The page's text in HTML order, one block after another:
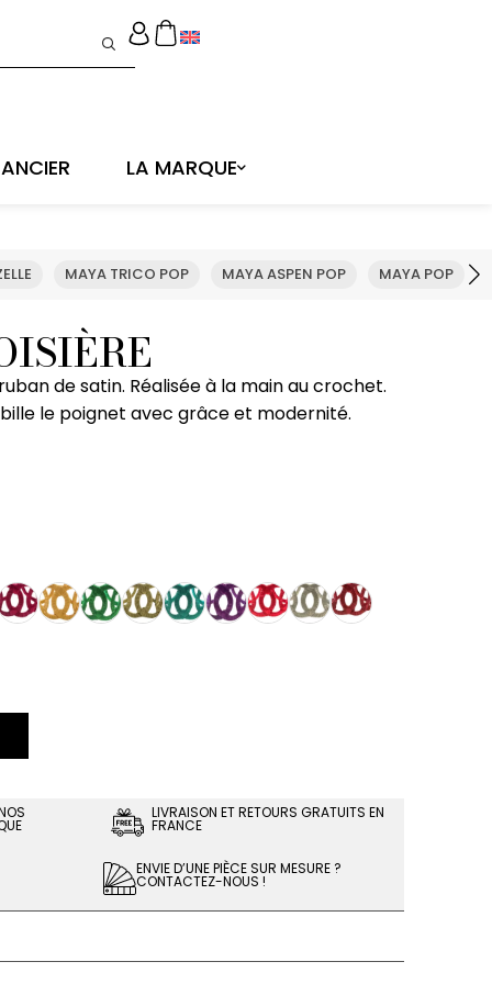
LA MARQUE
MAYA TRICO POP MAYA ASPEN POP MAYA POP
de satin. Réalisée à la main au crochet.
le poignet avec grâce et modernité.
LIVRAISON ET RETOURS GRATUITS EN
FRANCE
ENVIE D’UNE PIÈCE SUR MESURE ?
CONTACTEZ-NOUS !